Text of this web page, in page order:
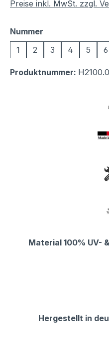
Preise inkl. MwSt. zzgl.
Nummer
1
2 3 4 5 6
Produktnummer:
Material 100% UV-
Hergestellt in